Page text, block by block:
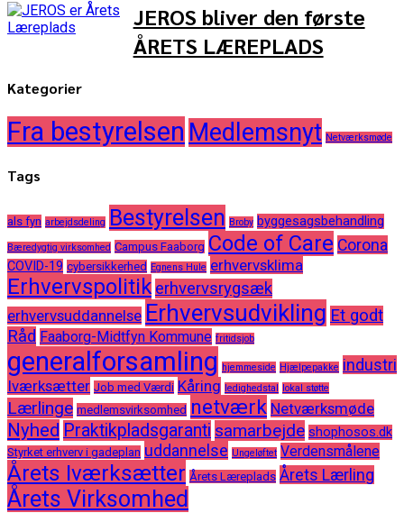
JEROS bliver den første
ÅRETS LÆREPLADS
Kategorier
Fra bestyrelsen Medlemsnyt Netværksmøde
Tags
als fyn arbejdsdeling Bestyrelsen Broby byggesagsbehandling
Bæredygtig virksomhed Campus Faaborg Code of Care Corona
COVID-19 cybersikkerhed Egnens Hule erhvervsklima
Erhvervspolitik erhvervsrygsæk
erhvervsuddannelse Erhvervsudvikling Et godt
Råd Faaborg-Midtfyn Kommune fritidsjob
generalforsamling hjemmeside Hjælpepakke industri
Iværksætter Job med Værdi Kåring ledighedstal lokal støtte
Lærlinge medlemsvirksomhed netværk Netværksmøde
Nyhed Praktikpladsgaranti samarbejde shophosos.dk
Styrket erhverv i gadeplan uddannelse Ungeløftet Verdensmålene
Årets Iværksætter Årets Læreplads Årets Lærling
Årets Virksomhed